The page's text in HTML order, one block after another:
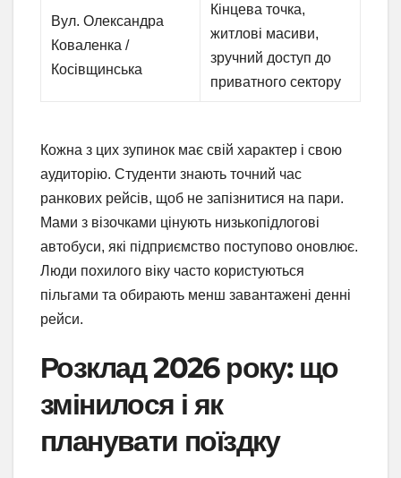
Вул. Олександра
Коваленка /
Косівщинська
Кінцева точка,
житлові масиви,
зручний доступ до
приватного сектору
Кожна з цих зупинок має свій характер і свою
аудиторію. Студенти знають точний час
ранкових рейсів, щоб не запізнитися на пари.
Мами з візочками цінують низькопідлогові
автобуси, які підприємство поступово оновлює.
Люди похилого віку часто користуються
пільгами та обирають менш завантажені денні
рейси.
Розклад 2026 року: що
змінилося і як
планувати поїздку